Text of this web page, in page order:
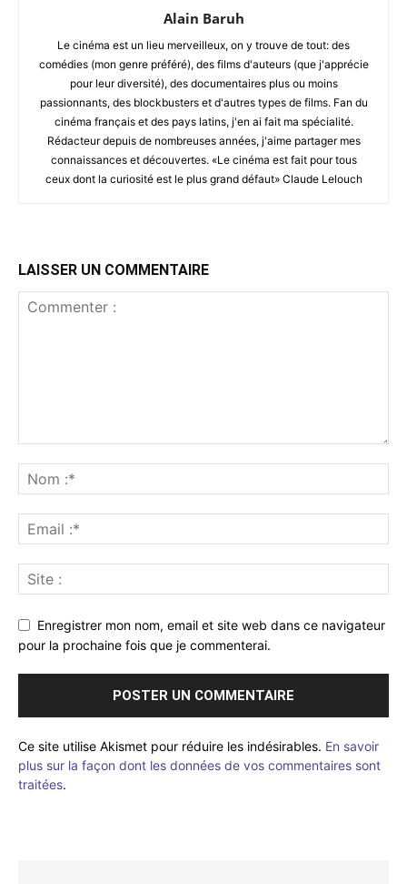
Alain Baruh
Le cinéma est un lieu merveilleux, on y trouve de tout: des
comédies (mon genre préféré), des films d'auteurs (que j'apprécie
pour leur diversité), des documentaires plus ou moins
passionnants, des blockbusters et d'autres types de films. Fan du
cinéma français et des pays latins, j'en ai fait ma spécialité.
Rédacteur depuis de nombreuses années, j'aime partager mes
connaissances et découvertes. «Le cinéma est fait pour tous
ceux dont la curiosité est le plus grand défaut» Claude Lelouch
LAISSER UN COMMENTAIRE
Enregistrer mon nom, email et site web dans ce navigateur
pour la prochaine fois que je commenterai.
Ce site utilise Akismet pour réduire les indésirables. En savoir
plus sur la façon dont les données de vos commentaires sont
traitées.